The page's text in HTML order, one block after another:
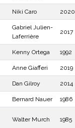
Niki Caro 2020
Gabriel Julien-
Laferrière
2017
Kenny Ortega 1992
Anne Giafferi 2019
Dan Gilroy 2014
Bernard Nauer 1986
Walter Murch 1985